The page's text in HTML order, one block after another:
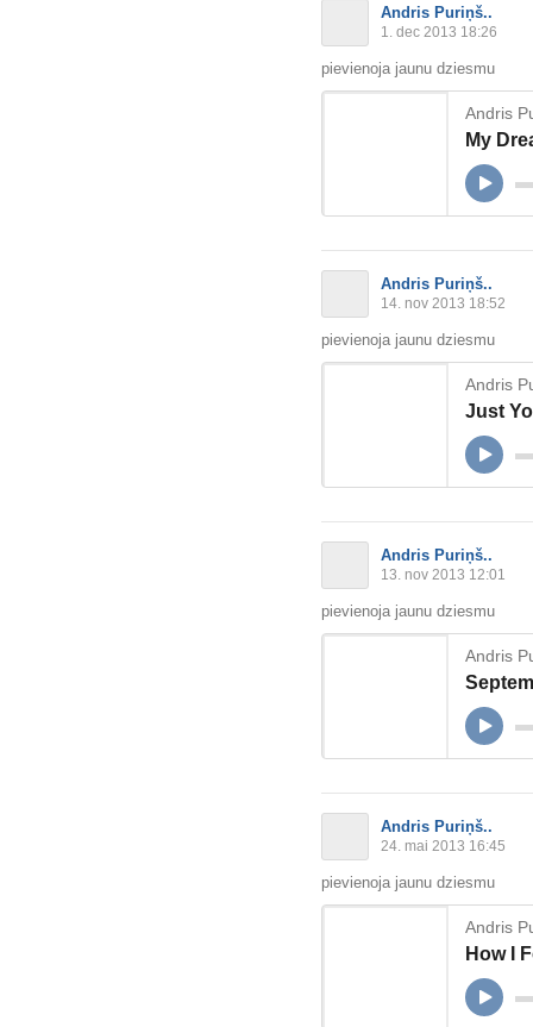
Andris Puriņš..
1. dec 2013 18:26
pievienoja jaunu dziesmu
Andris
My
Andris Puriņš..
14. nov 2013 18:52
pievienoja jaunu dziesmu
Andris
Just
Andris Puriņš..
13. nov 2013 12:01
pievienoja jaunu dziesmu
Andris
Andris Puriņš..
24. mai 2013 16:45
pievienoja jaunu dziesmu
Andris
How I